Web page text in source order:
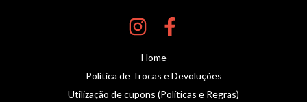
Home
Política de Trocas e Devoluções
Utilização de cupons (Políticas e Regras)